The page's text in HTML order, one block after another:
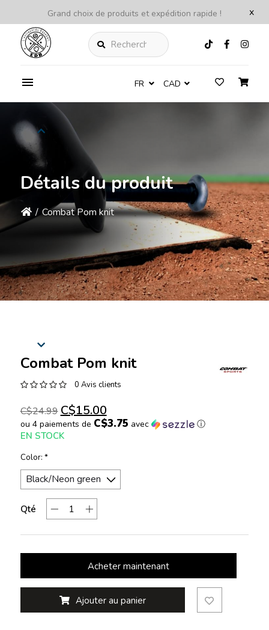
x
Grand choix de produits et expédition rapide !
Rechercher
FR CAD
Détails du produit
/ Combat Pom knit
Combat Pom knit
0 Avis clients
C$24.99 C$15.00
ou 4 paiements de C$3.75 avec ⓘ
EN STOCK
Color: *
Qté
Acheter maintenant
Ajouter au panier